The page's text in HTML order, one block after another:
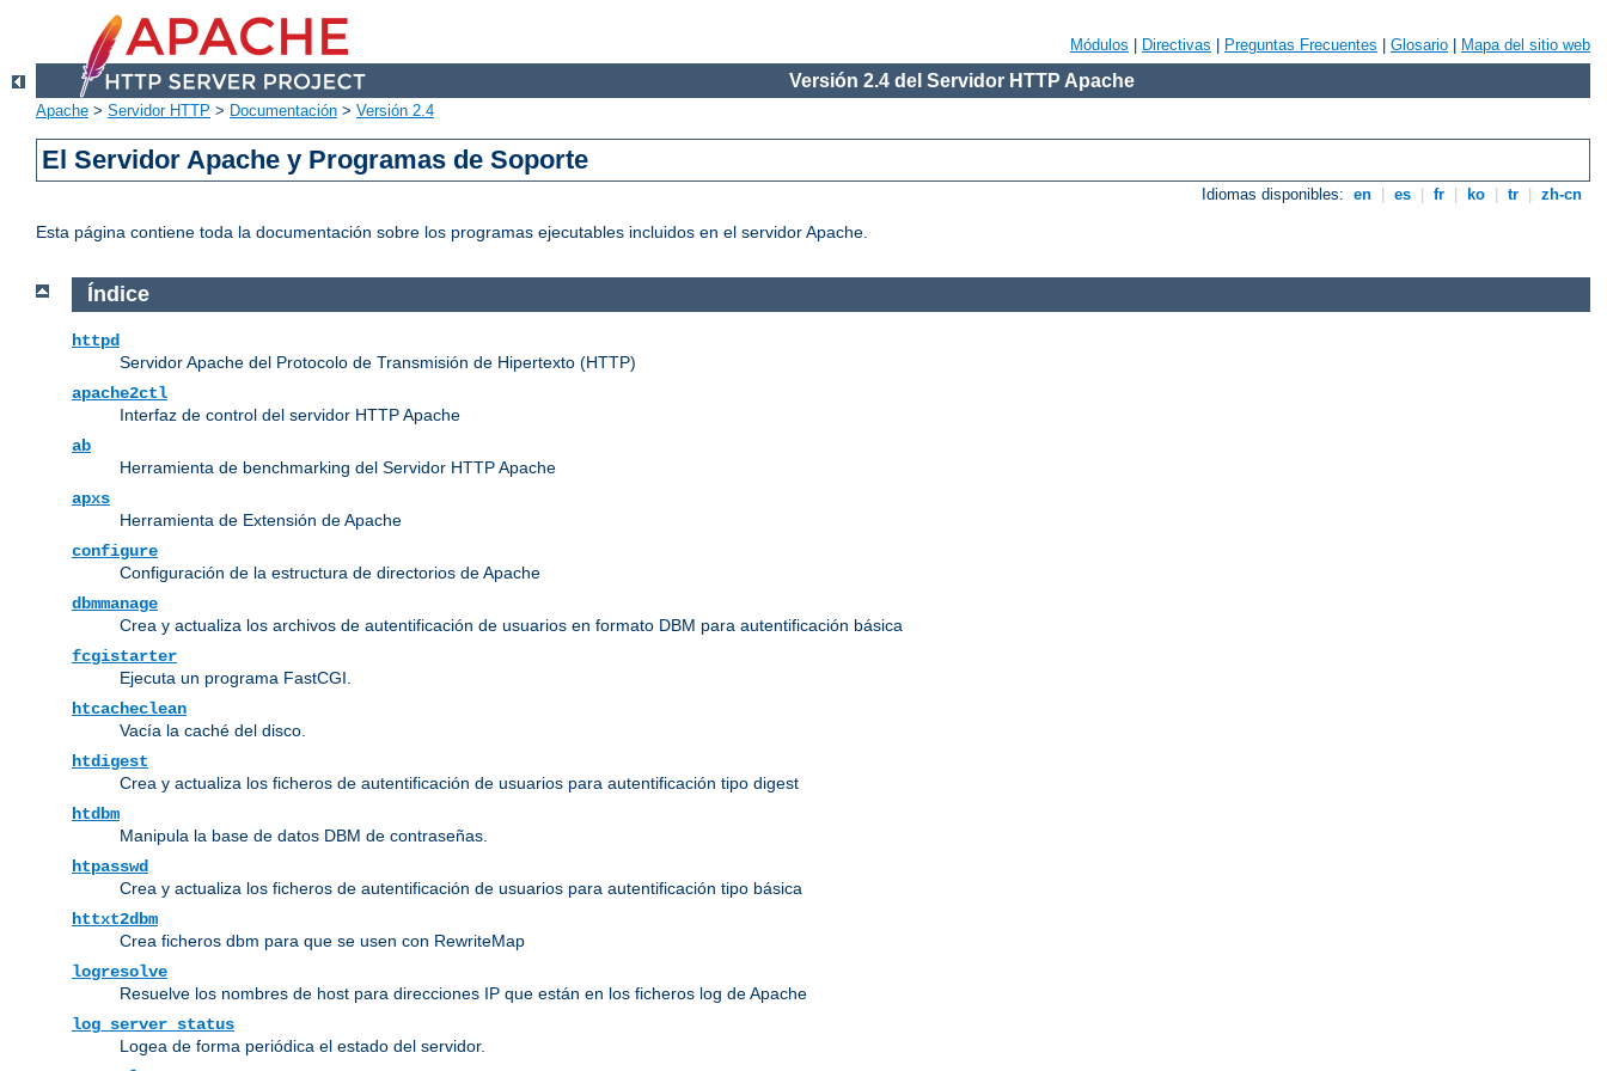
Módulos Directivas Preguntas Frecuentes Glosario Mapa del sitio web
Versión 2.4 del Servidor HTTP Apache
Apache > Servidor HTTP > Documentación > Versión 2.4
El Servidor Apache y Programas de Soporte
Idiomas disponibles: en es fr ko tr zh-cn
Esta página contiene toda la documentación sobre los programas ejecutables incluidos en el servidor Apache.
Índice
httpd
Servidor Apache del Protocolo de Transmisión de Hipertexto (HTTP)
apache2ctl
Interfaz de control del servidor HTTP Apache
ab
Herramienta de benchmarking del Servidor HTTP Apache
apxs
Herramienta de Extensión de Apache
configure
Configuración de la estructura de directorios de Apache
dbmmanage
Crea y actualiza los archivos de autentificación de usuarios en formato DBM para autentificación básica
fcgistarter
Ejecuta un programa FastCGI.
htcacheclean
Vacía la caché del disco.
htdigest
Crea y actualiza los ficheros de autentificación de usuarios para autentificación tipo digest
htdbm
Manipula la base de datos DBM de contraseñas.
htpasswd
Crea y actualiza los ficheros de autentificación de usuarios para autentificación tipo básica
httxt2dbm
Crea ficheros dbm para que se usen con RewriteMap
logresolve
Resuelve los nombres de host para direcciones IP que están en los ficheros log de Apache
log_server_status
Logea de forma periódica el estado del servidor.